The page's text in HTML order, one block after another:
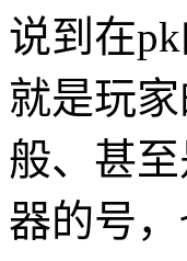
说到在
就是玩
般、甚
器的号